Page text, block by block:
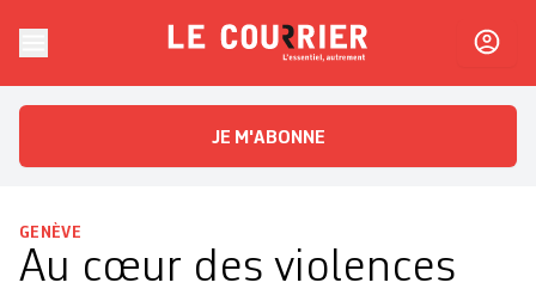
Le CourrierL'essentiel, autrement
JE M'ABONNE
GENÈVE
Au cœur des violences